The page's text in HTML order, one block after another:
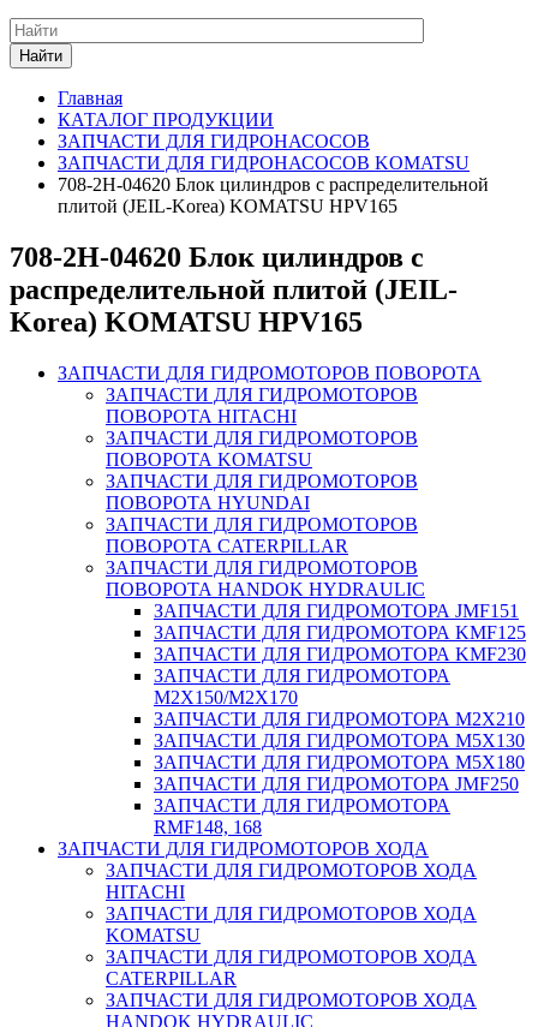
Найти
Главная
КАТАЛОГ ПРОДУКЦИИ
ЗАПЧАСТИ ДЛЯ ГИДРОНАСОСОВ
ЗАПЧАСТИ ДЛЯ ГИДРОНАСОСОВ KOMATSU
708-2H-04620 Блок цилиндров с распределительной
плитой (JEIL-Korea) KOMATSU HPV165
708-2H-04620 Блок цилиндров с
распределительной плитой (JEIL-
Korea) KOMATSU HPV165
ЗАПЧАСТИ ДЛЯ ГИДРОМОТОРОВ ПОВОРОТА
ЗАПЧАСТИ ДЛЯ ГИДРОМОТОРОВ
ПОВОРОТА HITACHI
ЗАПЧАСТИ ДЛЯ ГИДРОМОТОРОВ
ПОВОРОТА KOMATSU
ЗАПЧАСТИ ДЛЯ ГИДРОМОТОРОВ
ПОВОРОТА HYUNDAI
ЗАПЧАСТИ ДЛЯ ГИДРОМОТОРОВ
ПОВОРОТА CATERPILLAR
ЗАПЧАСТИ ДЛЯ ГИДРОМОТОРОВ
ПОВОРОТА HANDOK HYDRAULIC
ЗАПЧАСТИ ДЛЯ ГИДРОМОТОРА JMF151
ЗАПЧАСТИ ДЛЯ ГИДРОМОТОРА KMF125
ЗАПЧАСТИ ДЛЯ ГИДРОМОТОРА KMF230
ЗАПЧАСТИ ДЛЯ ГИДРОМОТОРА
M2X150/M2X170
ЗАПЧАСТИ ДЛЯ ГИДРОМОТОРА M2X210
ЗАПЧАСТИ ДЛЯ ГИДРОМОТОРА M5X130
ЗАПЧАСТИ ДЛЯ ГИДРОМОТОРА M5X180
ЗАПЧАСТИ ДЛЯ ГИДРОМОТОРА JMF250
ЗАПЧАСТИ ДЛЯ ГИДРОМОТОРА
RMF148, 168
ЗАПЧАСТИ ДЛЯ ГИДРОМОТОРОВ ХОДА
ЗАПЧАСТИ ДЛЯ ГИДРОМОТОРОВ ХОДА
HITACHI
ЗАПЧАСТИ ДЛЯ ГИДРОМОТОРОВ ХОДА
KOMATSU
ЗАПЧАСТИ ДЛЯ ГИДРОМОТОРОВ ХОДА
CATERPILLAR
ЗАПЧАСТИ ДЛЯ ГИДРОМОТОРОВ ХОДА
HANDOK HYDRAULIC